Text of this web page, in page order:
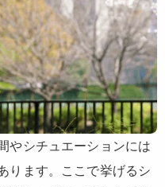
やシチュエーションには
ります。ここで挙げるシ